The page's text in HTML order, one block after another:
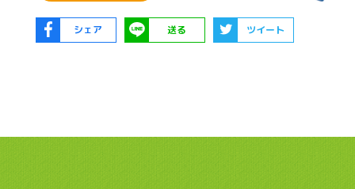
シェア 送る ツイート